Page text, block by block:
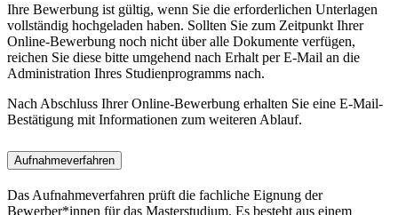
Ihre Bewerbung ist gültig, wenn Sie die erforderlichen Unterlagen
vollständig hochgeladen haben. Sollten Sie zum Zeitpunkt Ihrer
Online-Bewerbung noch nicht über alle Dokumente verfügen,
reichen Sie diese bitte umgehend nach Erhalt per E-Mail an die
Administration Ihres Studienprogramms nach.
Nach Abschluss Ihrer Online-Bewerbung erhalten Sie eine E-Mail-
Bestätigung mit Informationen zum weiteren Ablauf.
Aufnahmeverfahren
Das Aufnahmeverfahren prüft die fachliche Eignung der
Bewerber*innen für das Masterstudium. Es besteht aus einem